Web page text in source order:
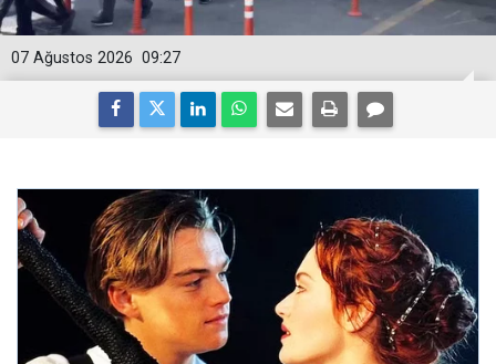
09:27
07 Ağustos 2026